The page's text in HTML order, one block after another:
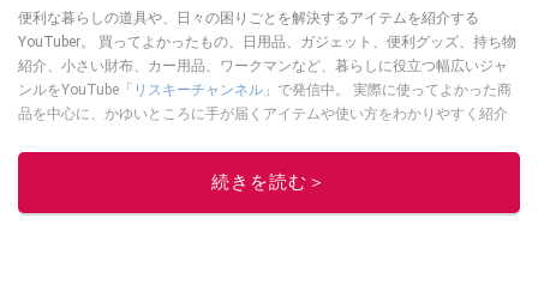
便利な暮らしの道具や、日々の困りごとを解決するアイテムを紹介する
YouTuber。 買ってよかったもの、日用品、ガジェット、便利グッズ、持ち物
紹介、小さい財布、カー用品、ワークマンなど、暮らしに役立つ幅広いジャ
ンルをYouTube「 リスキーチャンネル 」で発信中。 実際に使ってよかった商
品を中心に、かゆいところに手が届くアイテムや使い方をわかりやすく紹介
このイチオシストの他の記事を読む
続きを読む＞